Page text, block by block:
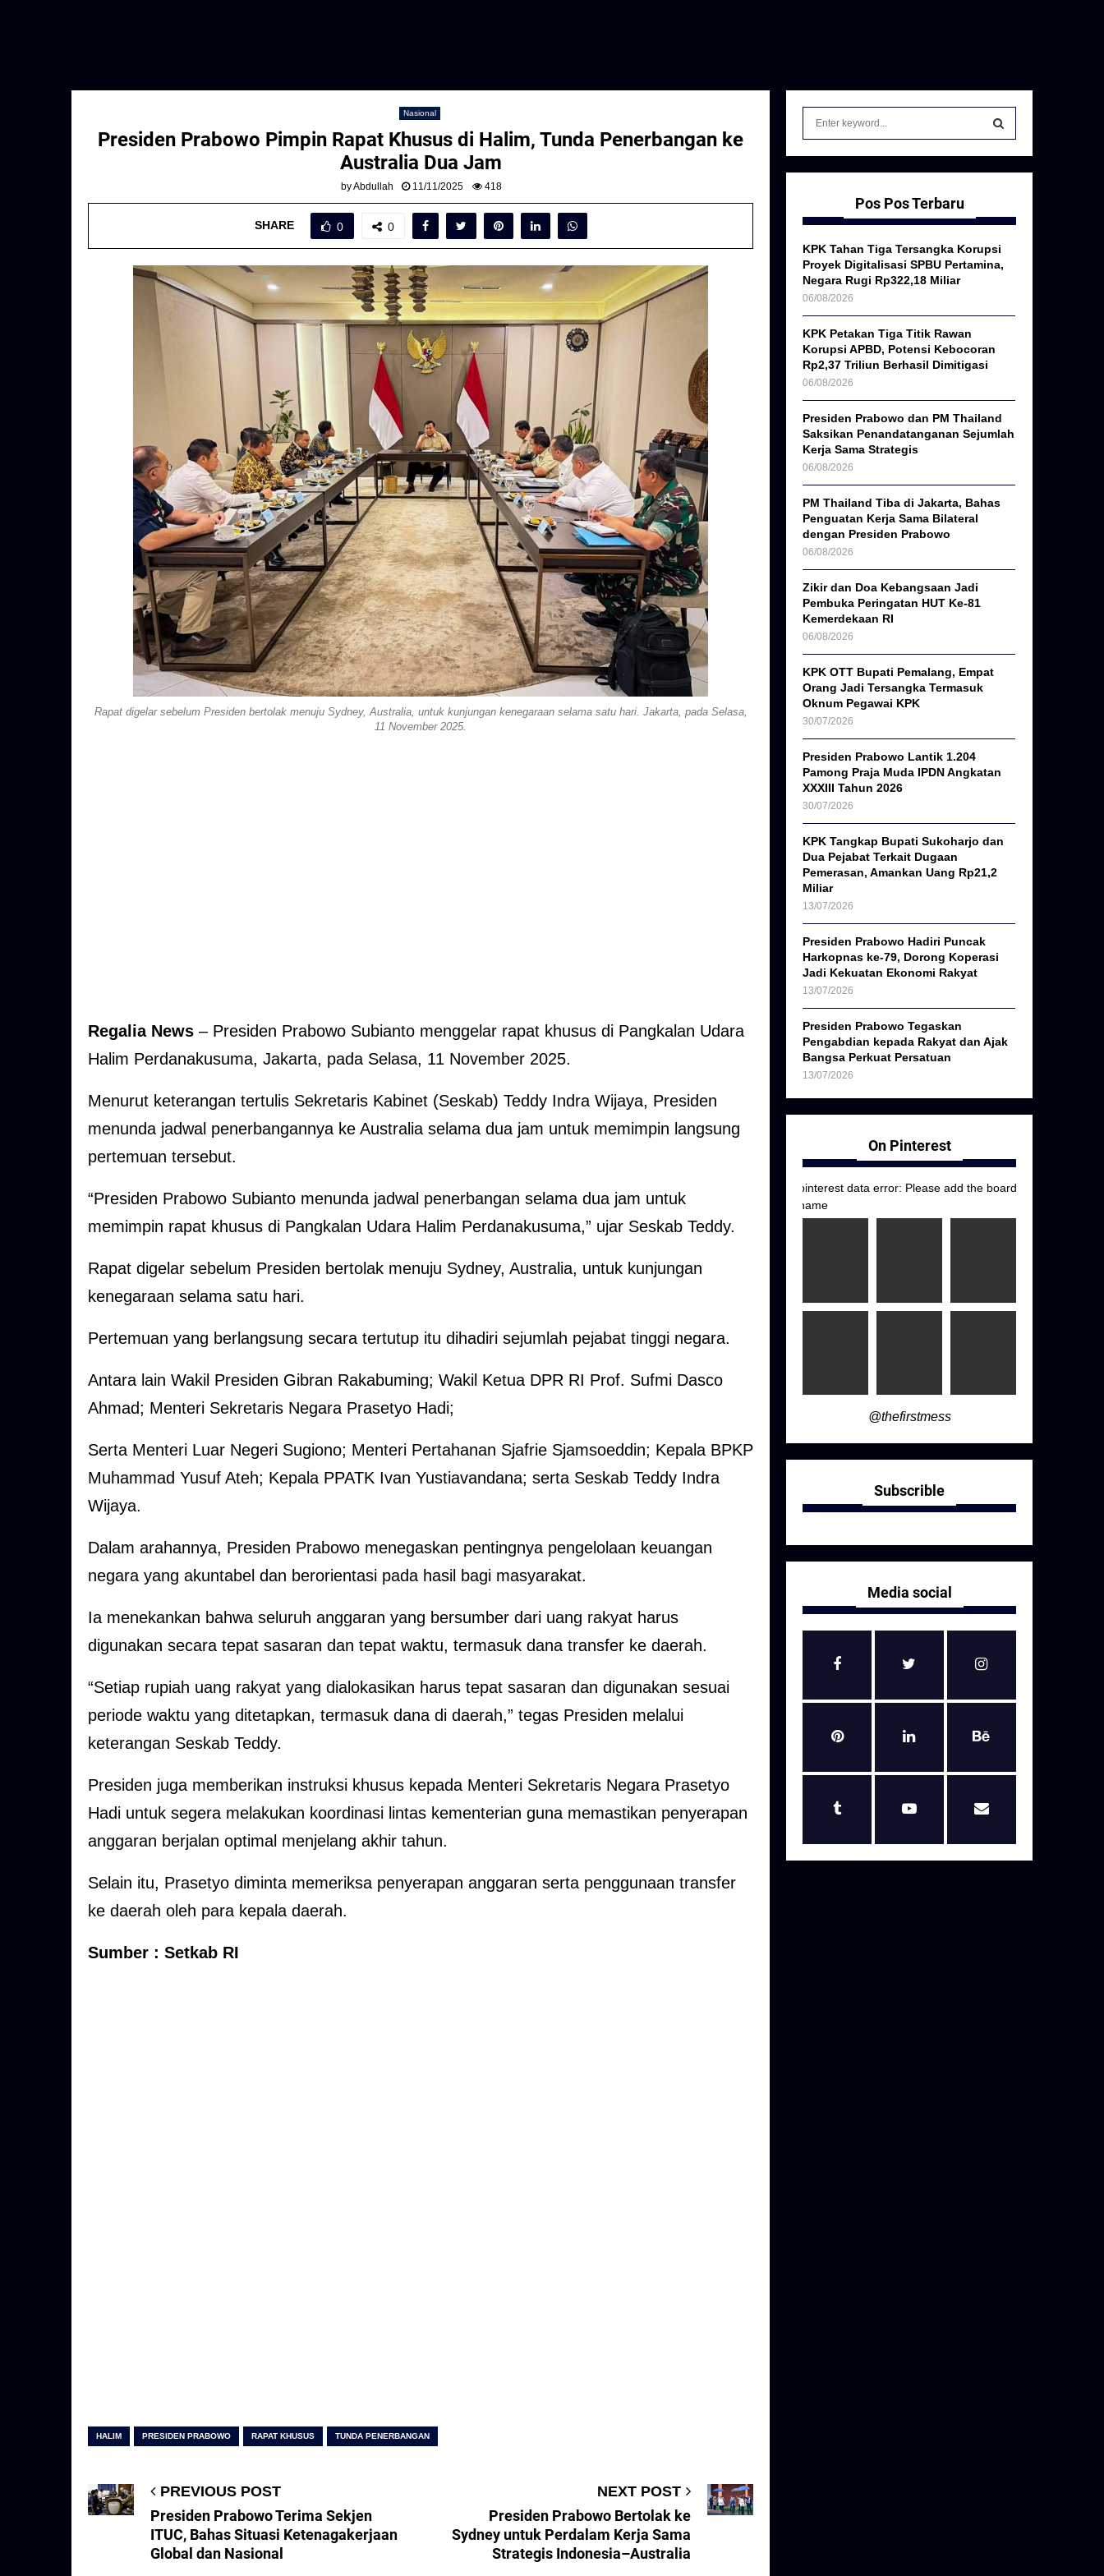
Nasional
Presiden Prabowo Pimpin Rapat Khusus di Halim, Tunda Penerbangan ke
Australia Dua Jam
byAbdullah 11/11/2025 418
SHARE 0 0
Rapat digelar sebelum Presiden bertolak menuju Sydney, Australia, untuk kunjungan kenegaraan selama satu hari. Jakarta, pada Selasa,
11 November 2025.
Regalia News – Presiden Prabowo Subianto menggelar rapat khusus di Pangkalan Udara
Halim Perdanakusuma, Jakarta, pada Selasa, 11 November 2025.
Menurut keterangan tertulis Sekretaris Kabinet (Seskab) Teddy Indra Wijaya, Presiden
menunda jadwal penerbangannya ke Australia selama dua jam untuk memimpin langsung
pertemuan tersebut.
“Presiden Prabowo Subianto menunda jadwal penerbangan selama dua jam untuk
memimpin rapat khusus di Pangkalan Udara Halim Perdanakusuma,” ujar Seskab Teddy.
Rapat digelar sebelum Presiden bertolak menuju Sydney, Australia, untuk kunjungan
kenegaraan selama satu hari.
Pertemuan yang berlangsung secara tertutup itu dihadiri sejumlah pejabat tinggi negara.
Antara lain Wakil Presiden Gibran Rakabuming; Wakil Ketua DPR RI Prof. Sufmi Dasco
Ahmad; Menteri Sekretaris Negara Prasetyo Hadi;
Serta Menteri Luar Negeri Sugiono; Menteri Pertahanan Sjafrie Sjamsoeddin; Kepala BPKP
Muhammad Yusuf Ateh; Kepala PPATK Ivan Yustiavandana; serta Seskab Teddy Indra
Wijaya.
Dalam arahannya, Presiden Prabowo menegaskan pentingnya pengelolaan keuangan
negara yang akuntabel dan berorientasi pada hasil bagi masyarakat.
Ia menekankan bahwa seluruh anggaran yang bersumber dari uang rakyat harus
digunakan secara tepat sasaran dan tepat waktu, termasuk dana transfer ke daerah.
“Setiap rupiah uang rakyat yang dialokasikan harus tepat sasaran dan digunakan sesuai
periode waktu yang ditetapkan, termasuk dana di daerah,” tegas Presiden melalui
keterangan Seskab Teddy.
Presiden juga memberikan instruksi khusus kepada Menteri Sekretaris Negara Prasetyo
Hadi untuk segera melakukan koordinasi lintas kementerian guna memastikan penyerapan
anggaran berjalan optimal menjelang akhir tahun.
Selain itu, Prasetyo diminta memeriksa penyerapan anggaran serta penggunaan transfer
ke daerah oleh para kepala daerah.
Sumber : Setkab RI
HALIM PRESIDEN PRABOWO RAPAT KHUSUS TUNDA PENERBANGAN
PREVIOUS POST
Presiden Prabowo Terima Sekjen
ITUC, Bahas Situasi Ketenagakerjaan
Global dan Nasional
NEXT POST
Presiden Prabowo Bertolak ke
Sydney untuk Perdalam Kerja Sama
Strategis Indonesia–Australia
f
r
:
S
A
R
H
Pos Pos Terbaru
KPK Tahan Tiga Tersangka Korupsi
Proyek Digitalisasi SPBU Pertamina,
Negara Rugi Rp322,18 Miliar
06/08/2026
KPK Petakan Tiga Titik Rawan
Korupsi APBD, Potensi Kebocoran
Rp2,37 Triliun Berhasil Dimitigasi
06/08/2026
Presiden Prabowo dan PM Thailand
Saksikan Penandatanganan Sejumlah
Kerja Sama Strategis
06/08/2026
PM Thailand Tiba di Jakarta, Bahas
Penguatan Kerja Sama Bilateral
dengan Presiden Prabowo
06/08/2026
Zikir dan Doa Kebangsaan Jadi
Pembuka Peringatan HUT Ke-81
Kemerdekaan RI
06/08/2026
KPK OTT Bupati Pemalang, Empat
Orang Jadi Tersangka Termasuk
Oknum Pegawai KPK
30/07/2026
Presiden Prabowo Lantik 1.204
Pamong Praja Muda IPDN Angkatan
XXXIII Tahun 2026
30/07/2026
KPK Tangkap Bupati Sukoharjo dan
Dua Pejabat Terkait Dugaan
Pemerasan, Amankan Uang Rp21,2
Miliar
13/07/2026
Presiden Prabowo Hadiri Puncak
Harkopnas ke-79, Dorong Koperasi
Jadi Kekuatan Ekonomi Rakyat
13/07/2026
Presiden Prabowo Tegaskan
Pengabdian kepada Rakyat dan Ajak
Bangsa Perkuat Persatuan
13/07/2026
On Pinterest
pinterest data error: Please add the board
name
@thefirstmess
Subscrible
Media social